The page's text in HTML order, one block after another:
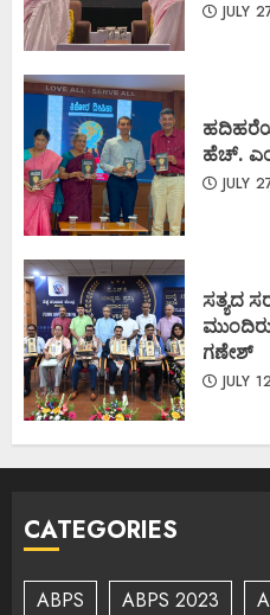
JULY
ಹೆಚ್.
JULY
ಸತ್ಯದ
ಗಣೇಶ್
JULY
CATEGORIES
ABPS ABPS 2023